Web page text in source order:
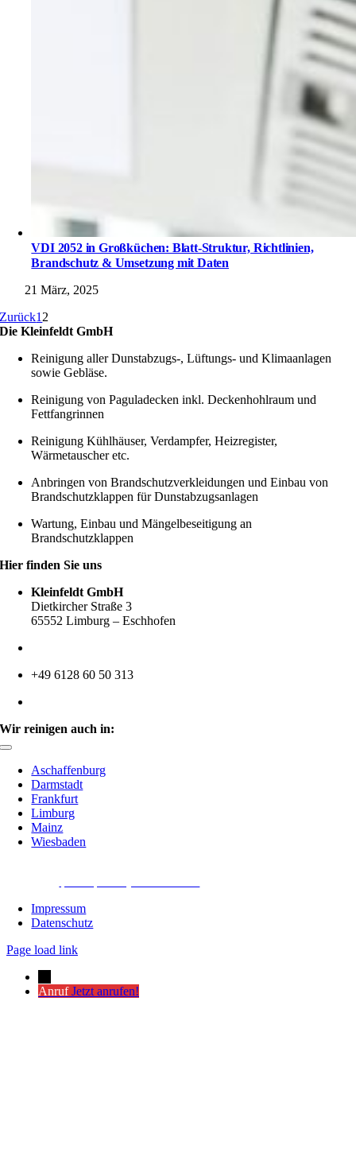
VDI 2052 in Großküchen: Blatt-Struktur, Richtlinien,
Brandschutz & Umsetzung mit Daten
21 März, 2025
Zurück1 2
Die Kleinfeldt GmbH
Reinigung aller Dunstabzugs-, Lüftungs- und Klimaanlagen
sowie Gebläse.
Reinigung von Paguladecken inkl. Deckenhohlraum und
Fettfangrinnen
Reinigung Kühlhäuser, Verdampfer, Heizregister,
Wärmetauscher etc.
Anbringen von Brandschutzverkleidungen und Einbau von
Brandschutzklappen für Dunstabzugsanlagen
Wartung, Einbau und Mängelbeseitigung an
Brandschutzklappen
Hier finden Sie uns
Kleinfeldt GmbH
Dietkircher Straße 3
65552 Limburg – Eschhofen
+49 6128 60 50 313
Wir reinigen auch in:
Toggle
NavigationAschaffenburg
Darmstadt
Frankfurt
Limburg
Mainz
Wiesbaden
Impressum
Datenschutz
Page load link
Anruf Jetzt anrufen!